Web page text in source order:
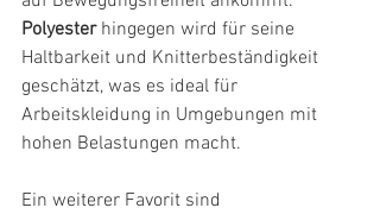
Polyester hingegen wird für seine
Haltbarkeit und Knitterbeständigkeit
geschätzt, was es ideal für
Arbeitskleidung in Umgebungen mit
hohen Belastungen macht.
Ein weiterer Favorit sind